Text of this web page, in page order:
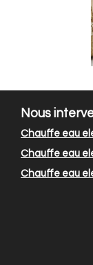
Nous
Chauffe eau
Chauffe eau
Chauffe eau